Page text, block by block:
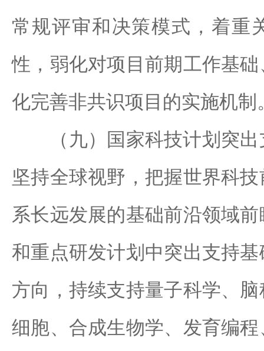
常规评审和决策模式，着重
性，弱化对项目前期工作基
化完善非共识项目的实施机制
（九）国家科技计划突出
坚持全球视野，把握世界科
系长远发展的基础前沿领域
和重点研发计划中突出支持
方向，持续支持量子科学、
细胞、合成生物学、发育编